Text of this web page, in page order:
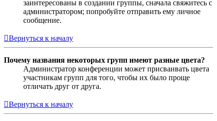
заинтересованы в создании группы, сначала свяжитесь с
администратором; попробуйте отправить ему личное
сообщение.
Вернуться к началу
Почему названия некоторых групп имеют разные цвета?
Администратор конференции может присваивать цвета
участникам групп для того, чтобы их было проще
отличать друг от друга.
Вернуться к началу